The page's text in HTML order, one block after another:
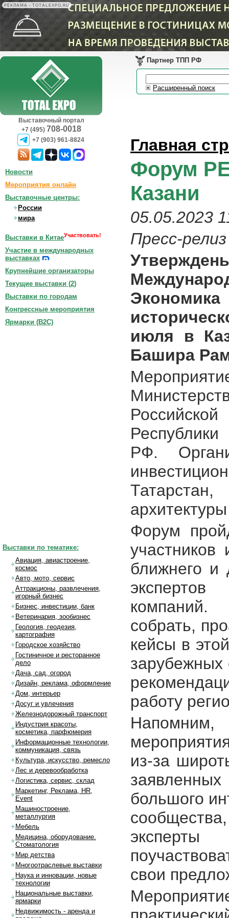
РЕКЛАМА • TOTALEXPO.RU
Выставочный портал
+7 (495) 708-0018
+7 (903) 961-8824
Партнер ТПП РФ
Расширенный поиск
Главная
Форум
Казани
05.05.2023
Пресс-релиз
июля в
Башира
РФ.
Форум
ближнего и
собрать,
кейсы в
зарубежных
работу
из-за
большого
свои
Новости
Мероприятия онлайн
Выставочные центры:
России
мира
Выставки в КитаеУчаствовать!
Участие в международных
выставках
Крупнейшие организаторы
Текущие выставки (2)
Выставки по городам
Конгрессные мероприятия
Ярмарки (B2C)
Выставки по тематике:
Авиация, авиастроение,
космос
Авто, мото, сервис
Аттракционы, развлечения,
игорный бизнес
Бизнес, инвестиции, банк
Ветеринария, зообизнес
Геология, геодезия,
картография
Городское хозяйство
Гостиничное и ресторанное
дело
Дача, сад, огород
Дизайн, реклама, оформление
Дом, интерьер
Досуг и увлечения
Железнодорожный транспорт
Индустрия красоты,
косметика, парфюмерия
Информационные технологии,
коммуникация, связь
Культура, искусство, ремесло
Лес и деревообработка
Логистика, сервис, склад
Маркетинг, Реклама, HR,
Event
Машиностроение,
металлургия
Мебель
Медицина, оборудование.
Стоматология
Мир детства
Многоотраслевые выставки
Наука и инновации, новые
технологии
Национальные выставки,
ярмарки
Недвижимость - аренда и